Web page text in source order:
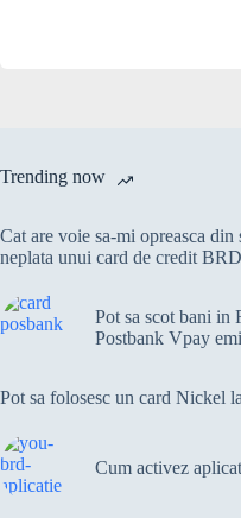
Trending now
Cat are voie sa-mi opreasca
neplata unui card de credit
Pot sa scot bani in
Postbank Vpay
Pot sa folosesc un card Nickel
Cum activez